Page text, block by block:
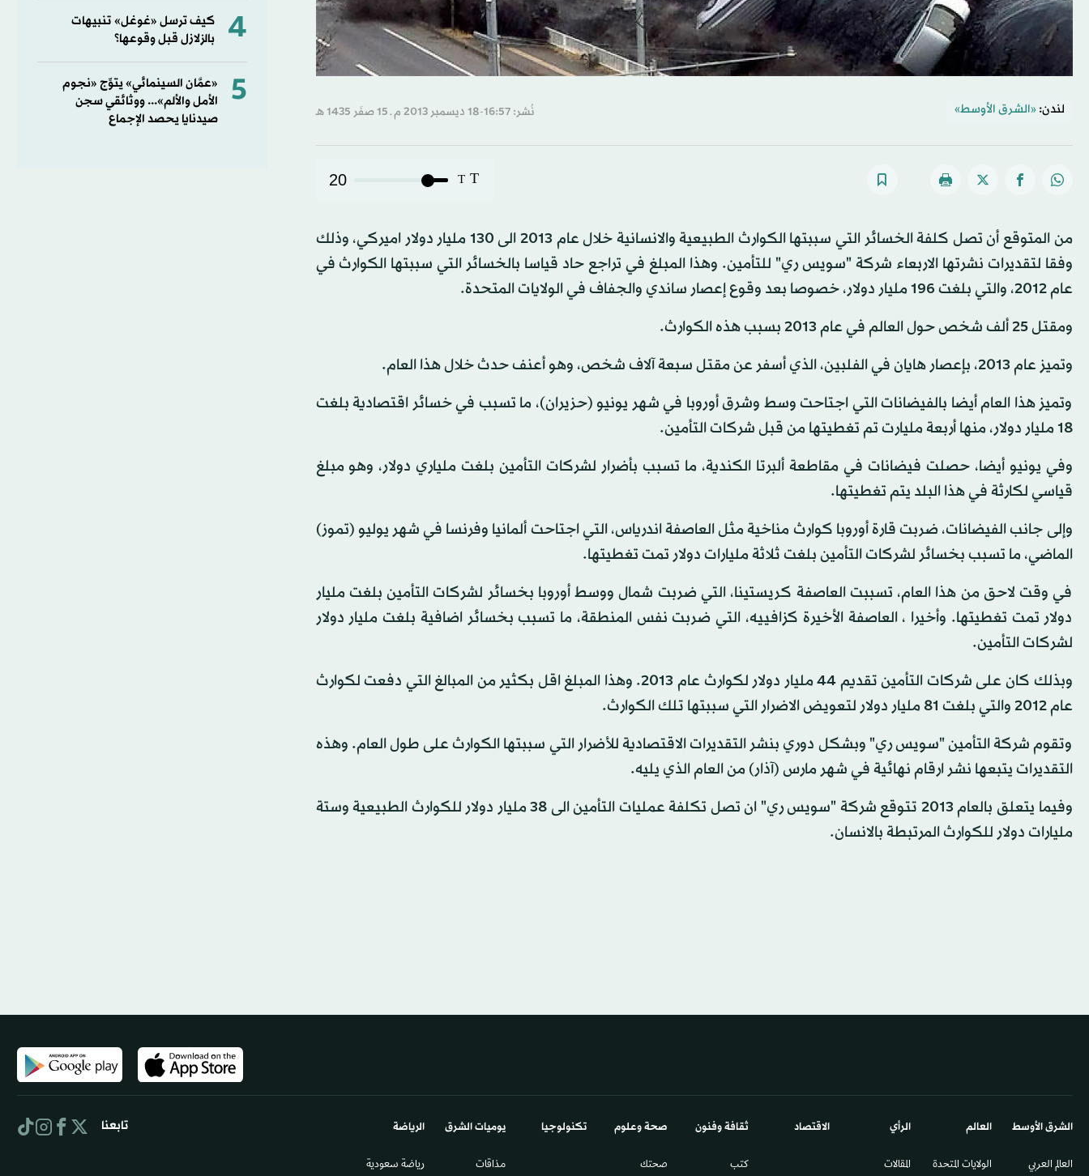
لندن: «الشرق الأوسط» نُشر: 16:57-18 ديسمبر 2013 م ـ 15 صفَر 1435 هـ
T
T
20
من المتوقع أن تصل كلفة الخسائر التي سببتها الكوارث الطبيعية والانسانية خلال عام 2013 الى 130 مليار دولار اميركي، وذلك
وفقا لتقديرات نشرتها الاربعاء شركة "سويس ري" للتأمين. وهذا المبلغ في تراجع حاد قياسا بالخسائر التي سببتها الكوارث في
عام 2012، والتي بلغت 196 مليار دولار، خصوصا بعد وقوع إعصار ساندي والجفاف في الولايات المتحدة.
ومقتل 25 ألف شخص حول العالم في عام 2013 بسبب هذه الكوارث.
وتميز عام 2013، بإعصار هايان في الفلبين، الذي أسفر عن مقتل سبعة آلاف شخص، وهو أعنف حدث خلال هذا العام.
وتميز هذا العام أيضا بالفيضانات التي اجتاحت وسط وشرق أوروبا في شهر يونيو (حزيران)، ما تسبب في خسائر اقتصادية بلغت
18 مليار دولار، منها أربعة مليارت تم تغطيتها من قبل شركات التأمين.
وفي يونيو أيضا، حصلت فيضانات في مقاطعة ألبرتا الكندية، ما تسبب بأضرار لشركات التأمين بلغت ملياري دولار، وهو مبلغ
قياسي لكارثة في هذا البلد يتم تغطيتها.
وإلى جانب الفيضانات، ضربت قارة أوروبا كوارث مناخية مثل العاصفة اندرياس، التي اجتاحت ألمانيا وفرنسا في شهر يوليو (تموز)
الماضي، ما تسبب بخسائر لشركات التأمين بلغت ثلاثة مليارات دولار تمت تغطيتها.
في وقت لاحق من هذا العام، تسببت العاصفة كريستينا، التي ضربت شمال ووسط أوروبا بخسائر لشركات التأمين بلغت مليار
دولار تمت تغطيتها. وأخيرا ، العاصفة الأخيرة كزافييه، التي ضربت نفس المنطقة، ما تسبب بخسائر اضافية بلغت مليار دولار
لشركات التأمين.
وبذلك كان على شركات التأمين تقديم 44 مليار دولار لكوارث عام 2013. وهذا المبلغ اقل بكثير من المبالغ التي دفعت لكوارث
عام 2012 والتي بلغت 81 مليار دولار لتعويض الاضرار التي سببتها تلك الكوارث.
وتقوم شركة التأمين "سويس ري" وبشكل دوري بنشر التقديرات الاقتصادية للأضرار التي سببتها الكوارث على طول العام. وهذه
التقديرات يتبعها نشر ارقام نهائية في شهر مارس (آذار) من العام الذي يليه.
وفيما يتعلق بالعام 2013 تتوقع شركة "سويس ري" ان تصل تكلفة عمليات التأمين الى 38 مليار دولار للكوارث الطبيعية وستة
مليارات دولار للكوارث المرتبطة بالانسان.
4
كيف ترسل «غوغل» تنبيهات
بالزلازل قبل وقوعها؟
5
«عمَّان السينمائي» يتوِّج «نجوم
الأمل والألم»... ووثائقي سجن
صيدنايا يحصد الإجماع
الشرق الأوسط​
العالم العربي
العالم
الولايات المتحدة
الرأي
المقالات
الاقتصاد ثقافة وفنون
كتب
صحة وعلوم
صحتك
تكنولوجيا يوميات الشرق​
مذاقات
الرياضة
رياضة سعودية
تابعنا